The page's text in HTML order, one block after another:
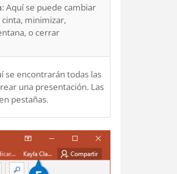
: Aquí se puede cambiar
minimizar,
o cerrar
se encontrarán todas las
una presentación. Las
pestañas.